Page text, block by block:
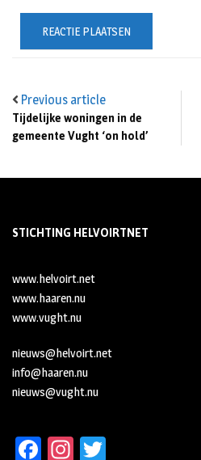
Previous article
Tijdelijke woningen in de
gemeente Vught ‘on hold’
STICHTING HELVOIRTNET
www.helvoirt.net
www.haaren.nu
www.vught.nu
nieuws@helvoirt.net
info@haaren.nu
nieuws@vught.nu
Fa In